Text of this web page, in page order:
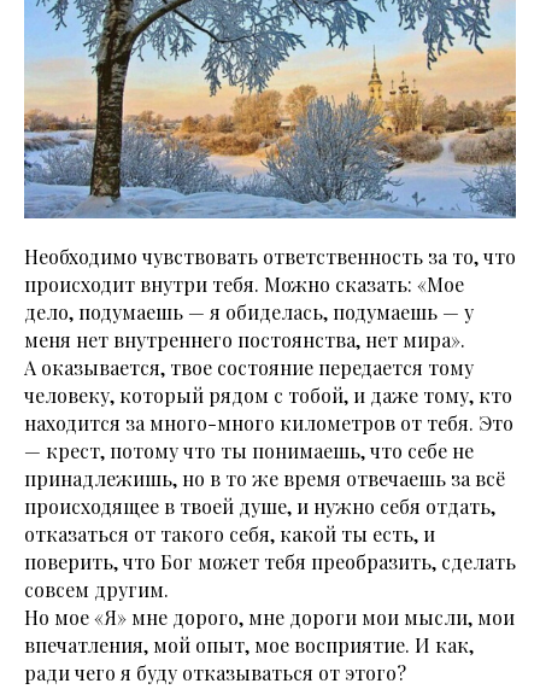
Необходимо чувствовать ответственность за то, что
происходит внутри тебя. Можно сказать: «Мое
дело, подумаешь — я обиделась, подумаешь — у
меня нет внутреннего постоянства, нет мира».
А оказывается, твое состояние передается тому
человеку, который рядом с тобой, и даже тому, кто
находится за много-много километров от тебя. Это
— крест, потому что ты понимаешь, что себе не
принадлежишь, но в то же время отвечаешь за всё
происходящее в твоей душе, и нужно себя отдать,
отказаться от такого себя, какой ты есть, и
поверить, что Бог может тебя преобразить, сделать
совсем другим.
Но мое «Я» мне дорого, мне дороги мои мысли, мои
впечатления, мой опыт, мое восприятие. И как,
ради чего я буду отказываться от этого?